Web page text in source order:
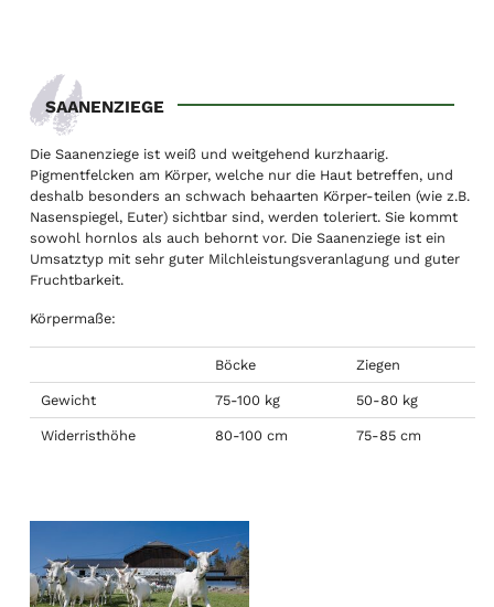
SAANENZIEGE
Die Saanenziege ist weiß und weitgehend kurzhaarig.
Pigmentfelcken am Körper, welche nur die Haut betreffen, und
deshalb besonders an schwach behaarten Körper-teilen (wie z.B.
Nasenspiegel, Euter) sichtbar sind, werden toleriert. Sie kommt
sowohl hornlos als auch behornt vor. Die Saanenziege ist ein
Umsatztyp mit sehr guter Milchleistungsveranlagung und guter
Fruchtbarkeit.
Körpermaße:
Böcke Ziegen
Gewicht 75-100 kg 50-80 kg
Widerristhöhe 80-100 cm 75-85 cm